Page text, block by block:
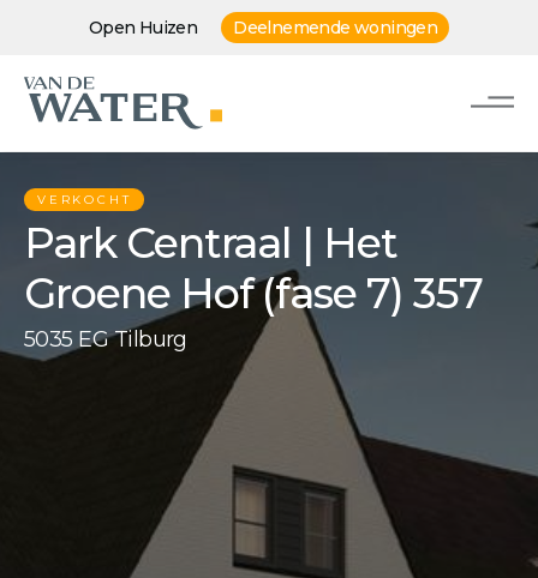
Open Huizen Deelnemende woningen
VERKOCHT
Park Centraal | Het
Groene Hof (fase 7) 357
5035 EG Tilburg